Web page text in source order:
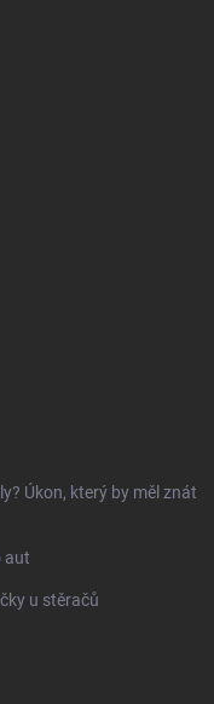
Úkon, který by měl znát
aut
u stěračů